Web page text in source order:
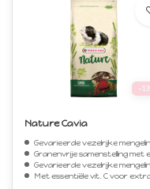
-
Nature Cavia
Gevarieerde vezelrijke mengeling voor
Granenvrije samenstelling met extra groenten vol vitaminen en
Gevarieerde vezelrijke mengeling vol verschillende grassen, kruiden en
Met essentiële vit. C voor extra weerstand en een